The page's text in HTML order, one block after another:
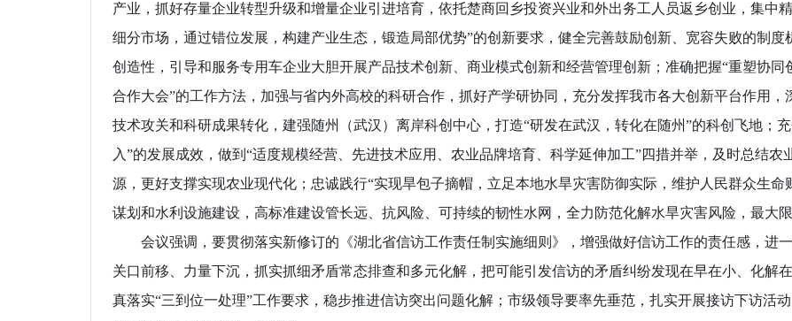
产业，抓好存量企业转型升级和增量企业引进培育，依托楚商回乡投资兴业和外出务工人员返乡创业，集中
细分市场，通过错位发展，构建产业生态，锻造局部优势”的创新要求，健全完善鼓励创新、宽容失败的制度
创造性，引导和服务专用车企业大胆开展产品技术创新、商业模式创新和经营管理创新；准确把握“重塑协
合作大会”的工作方法，加强与省内外高校的科研合作，抓好产学研协同，充分发挥我市各大创新平台作用
技术攻关和科研成果转化，建强随州（武汉）离岸科创中心，打造“研发在武汉，转化在随州”的科创飞地；
入”的发展成效，做到“适度规模经营、先进技术应用、农业品牌培育、科学延伸加工”四措并举，及时总结
源，更好支撑实现农业现代化；忠诚践行“实现旱包子摘帽，立足本地水旱灾害防御实际，维护人民群众生命
谋划和水利设施建设，高标准建设管长远、抗风险、可持续的韧性水网，全力防范化解水旱灾害风险，最大限
会议强调，要贯彻落实新修订的《湖北省信访工作责任制实施细则》，增强做好信访工作的责任感，进
关口前移、力量下沉，抓实抓细矛盾常态排查和多元化解，把可能引发信访的矛盾纠纷发现在早在小、化解
真落实“三到位一处理”工作要求，稳步推进信访突出问题化解；市级领导要率先垂范，扎实开展接访下访活